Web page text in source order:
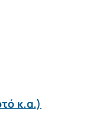
κ.α.)